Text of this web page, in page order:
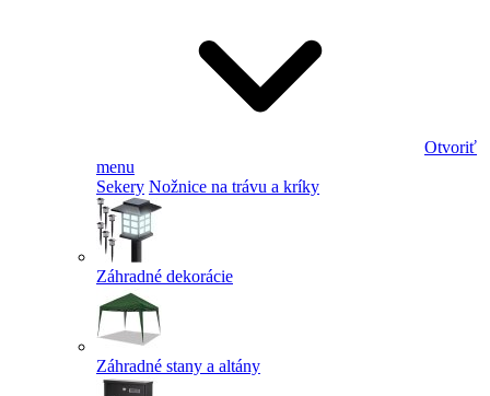
Otvoriť
menu
Sekery Nožnice na trávu a kríky
Záhradné dekorácie
Záhradné stany a altány